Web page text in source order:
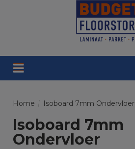
Home Isoboard 7mm Ondervloer
Isoboard 7mm
Ondervloer